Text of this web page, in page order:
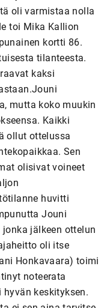
oli varmistaa nolla
toi Mika Kallion
kortti 86.
tilanteesta.
kaksi
mutta koko muukin
Kaikki
ollut ottelussa
Sen
olisivat voineet
huvitti
Jouni
jälkeen ottelun
oli itse
Honkavaara) toimi
noteerata
keskityksen.